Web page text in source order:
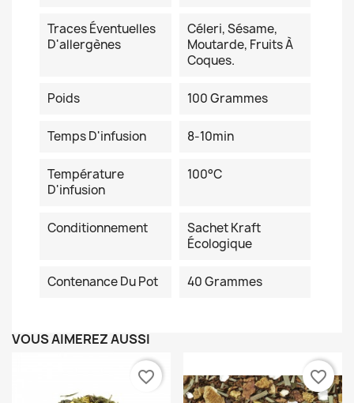
Traces Éventuelles
D'allergènes
Céleri, Sésame,
Moutarde, Fruits À
Coques.
Poids 100 Grammes
Temps D'infusion 8-10min
Température
D'infusion
100°C
Conditionnement
Sachet Kraft
Écologique
Contenance Du Pot 40 Grammes
VOUS AIMEREZ AUSSI
favorite_border favorite_border